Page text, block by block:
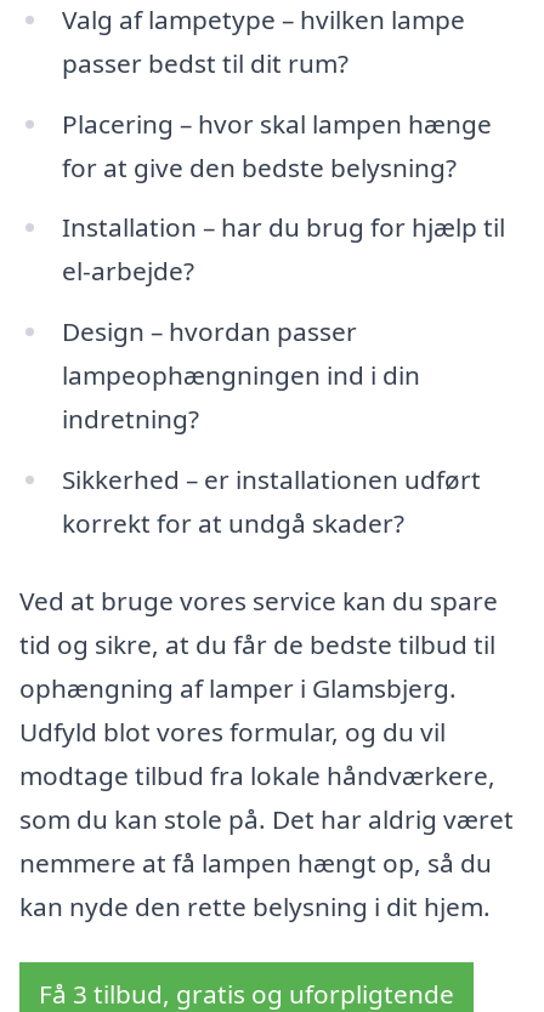
Valg af lampetype – hvilken lampe
passer bedst til dit rum?
Placering – hvor skal lampen hænge
for at give den bedste belysning?
Installation – har du brug for hjælp til
el-arbejde?
Design – hvordan passer
lampeophængningen ind i din
indretning?
Sikkerhed – er installationen udført
korrekt for at undgå skader?
Ved at bruge vores service kan du spare
tid og sikre, at du får de bedste tilbud til
ophængning af lamper i Glamsbjerg.
Udfyld blot vores formular, og du vil
modtage tilbud fra lokale håndværkere,
som du kan stole på. Det har aldrig været
nemmere at få lampen hængt op, så du
kan nyde den rette belysning i dit hjem.
Få 3 tilbud, gratis og uforpligtende